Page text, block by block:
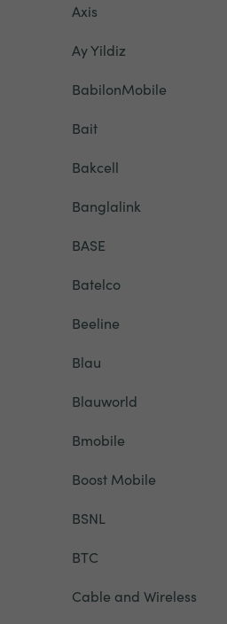
Axis
Ay Yildiz
BabilonMobile
Bait
Bakcell
Banglalink
BASE
Batelco
Beeline
Blau
Blauworld
Bmobile
Boost Mobile
BSNL
BTC
Cable and Wireless